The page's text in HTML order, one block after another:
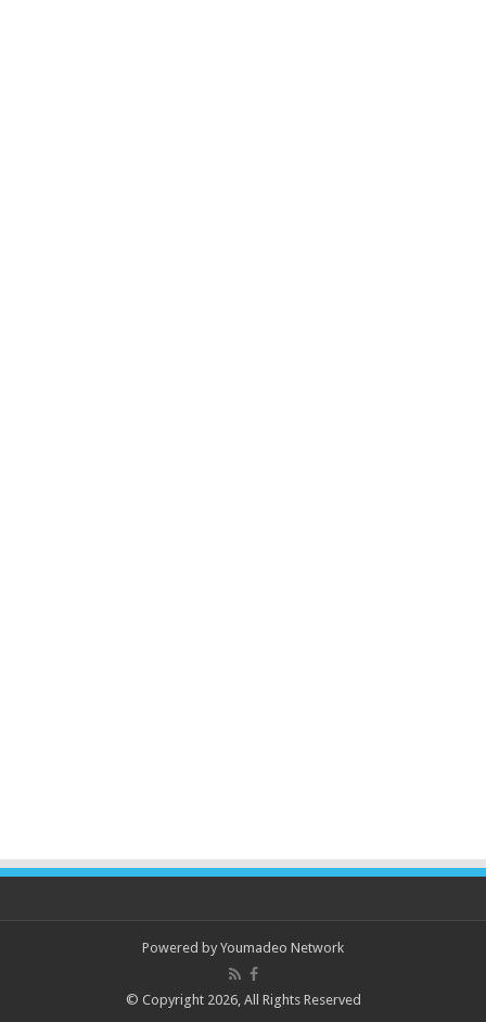
Powered by Youmadeo Network
© Copyright 2026, All Rights Reserved